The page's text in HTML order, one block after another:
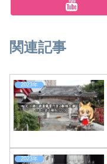
関連記事
2023年
2023年